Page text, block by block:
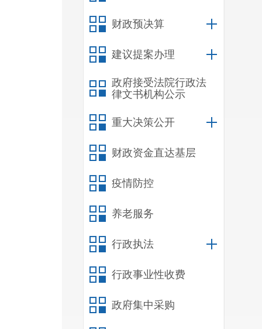
财政预决算
建议提案办理
政府接受法院行政法
律文书机构公示
重大决策公开
财政资金直达基层
疫情防控
养老服务
行政执法
行政事业性收费
政府集中采购